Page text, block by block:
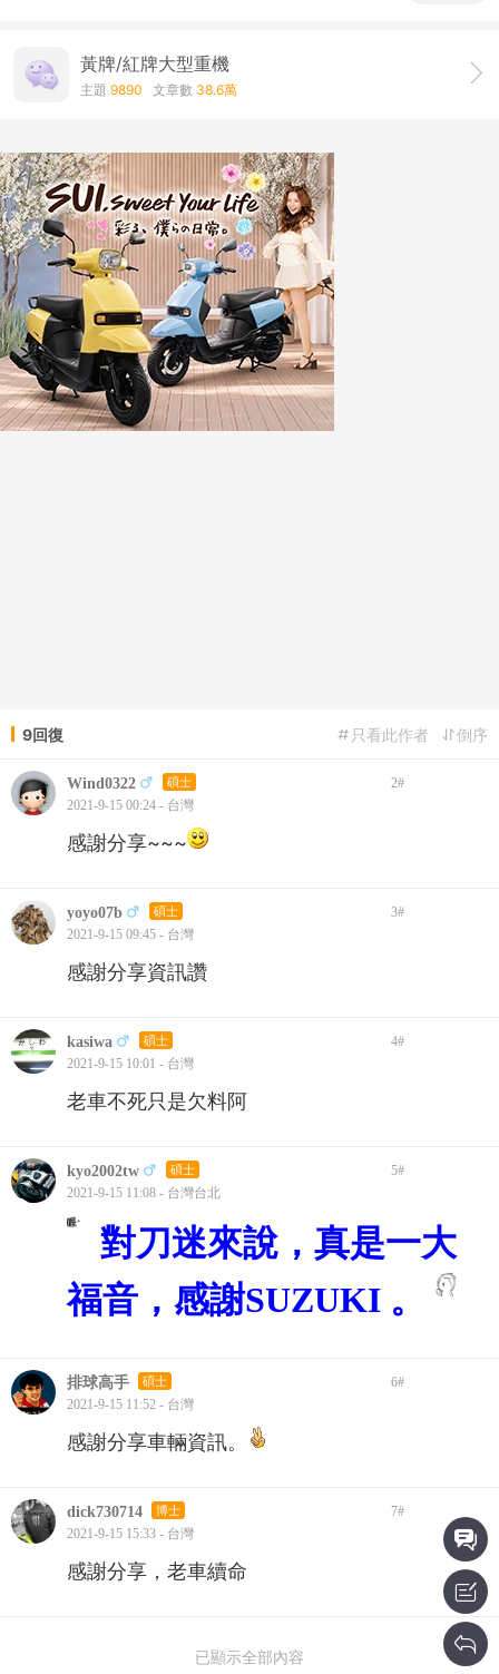
黃牌/紅牌大型重機
主題 9890 文章數 38.6萬
9回復 倒序
只看此作者
Wind0322 碩士 2#
2021-9-15 00:24 - 台灣
感謝分享~~~
yoyo07b 碩士 3#
2021-9-15 09:45 - 台灣
感謝分享資訊讚
kasiwa 碩士 4#
2021-9-15 10:01 - 台灣
老車不死只是欠料阿
kyo2002tw 碩士 5#
2021-9-15 11:08 - 台灣台北
對刀迷來說，真是一大
福音，感謝SUZUKI 。
排球高手 碩士 6#
2021-9-15 11:52 - 台灣
感謝分享車輛資訊。
dick730714 博士 7#
2021-9-15 15:33 - 台灣
感謝分享，老車續命
已顯示全部內容